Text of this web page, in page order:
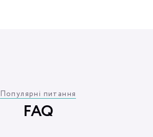
Популярні питання
FAQ